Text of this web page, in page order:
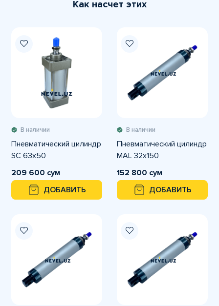
Как насчет этих
В наличии
Пневматический цилиндр
SC 63x50
209 600 сум
ДОБАВИТЬ
В наличии
Пневматический цилиндр
MAL 32x150
152 800 сум
ДОБАВИТЬ